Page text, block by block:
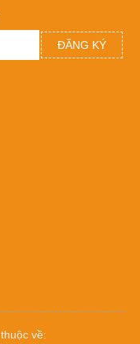
ĐĂNG KÝ
thuộc về: